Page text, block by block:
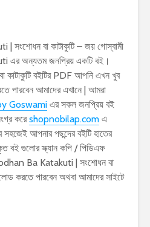
বা কাটাকুটি – জয় গোস্বামী
অন্যতম জনপ্রিয় একটি বই।
কাটাকুটি বইটির PDF আপনি এখন খুব
পারবেন আমাদের এখানে | আমরা
Goswami এর সকল জনপ্রিয় বই
করেshopnobilap.com এ
সহজেই আপনার পছন্দের বইটি হাতের
বই গুলোর স্ক্যান কপি / পিডিএফ
Ba Katakuti | সংশোধন বা
করতে পারবেন অথবা আমাদের সাইটে